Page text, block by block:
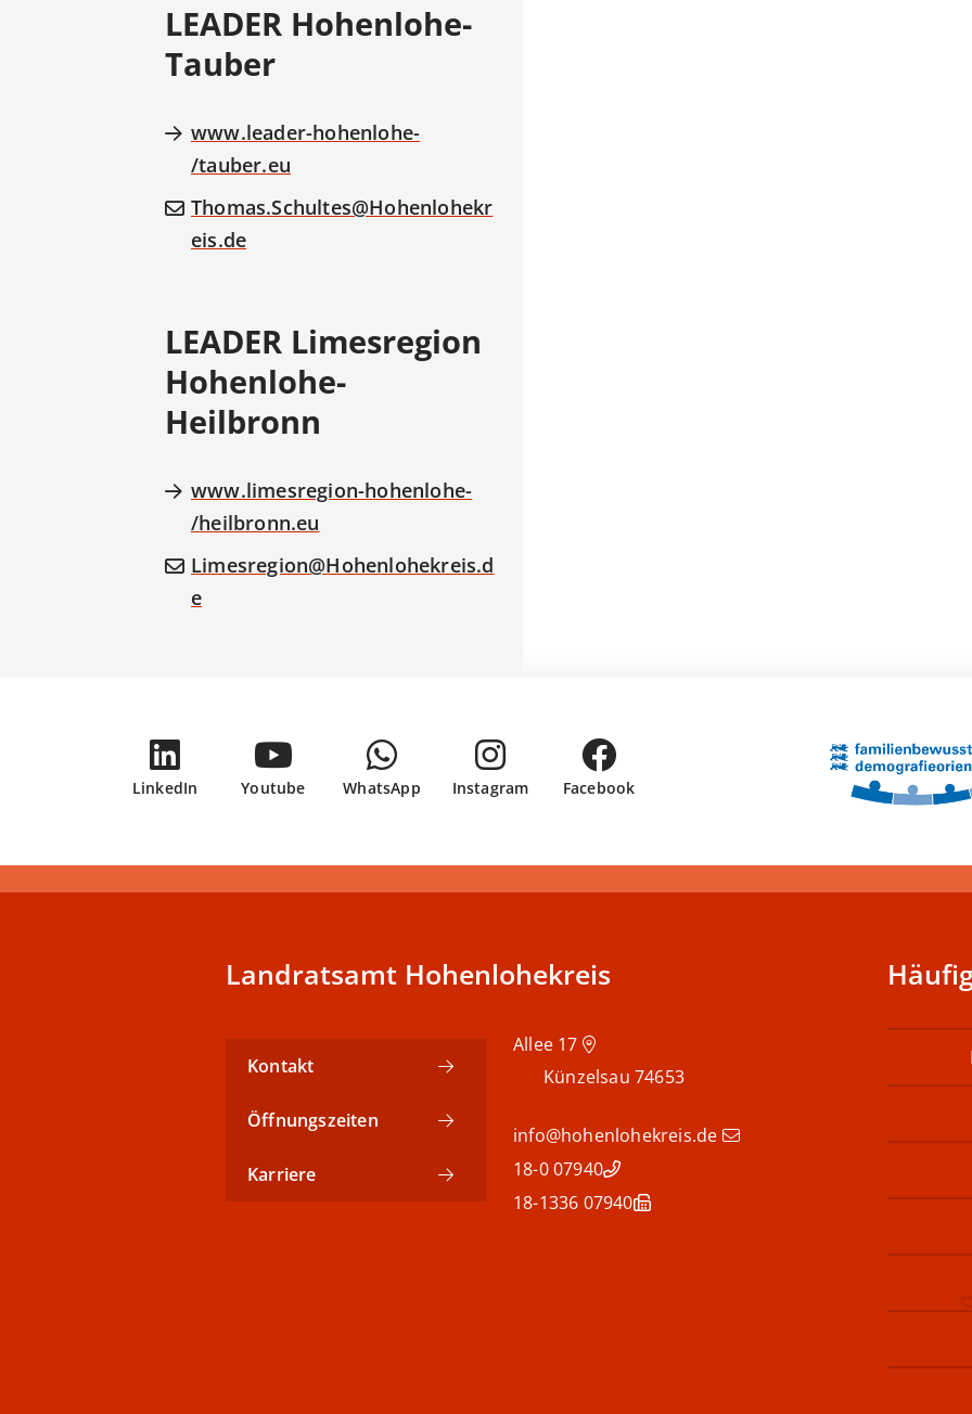
LEADER Hohenlohe-
Tauber
www.leader-hohenlohe-
tauber.eu/
Thomas.Schultes@Hohenlohekr
eis.de
LEADER Limesregion
Hohenlohe-
Heilbronn
www.limesregion-hohenlohe-
heilbronn.eu/
Limesregion@Hohenlohekreis.d
e
Facebook
Instagram
WhatsApp
Youtube
LinkedIn
Landratsamt Hohenlohekreis
74653
Künzelsau
info@hohenlohekreis.de
07940 18-0
07940 18-1336
Kontakt
Öffnungszeiten
Karriere